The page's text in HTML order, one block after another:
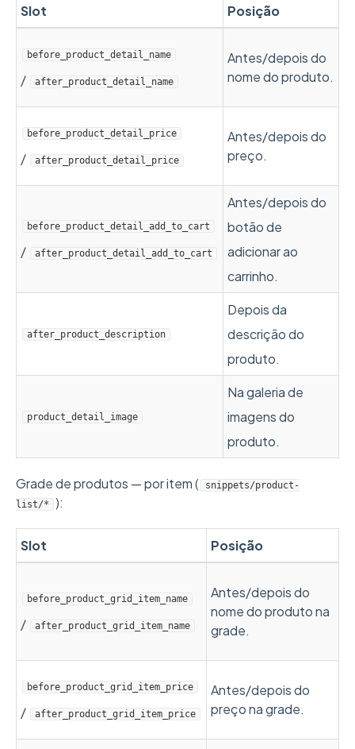
Slot Posição
before_product_detail_name
/ after_product_detail_name
Antes/depois do
nome do produto.
before_product_detail_price
/ after_product_detail_price
Antes/depois do
preço.
before_product_detail_add_to_cart
/ after_product_detail_add_to_cart
Antes/depois do
botão de
adicionar ao
carrinho.
after_product_description
Depois da
descrição do
produto.
product_detail_image
Na galeria de
imagens do
produto.
Grade de produtos — por item (
snippets/product-
list/*
):
Slot Posição
before_product_grid_item_name
/ after_product_grid_item_name
Antes/depois do
nome do produto na
grade.
before_product_grid_item_price
/ after_product_grid_item_price
Antes/depois do
preço na grade.